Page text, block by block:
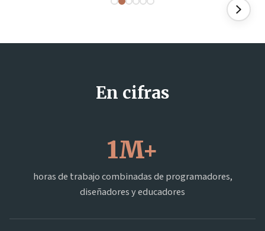
En cifras
1M+
horas de trabajo combinadas de programadores,
diseñadores y educadores